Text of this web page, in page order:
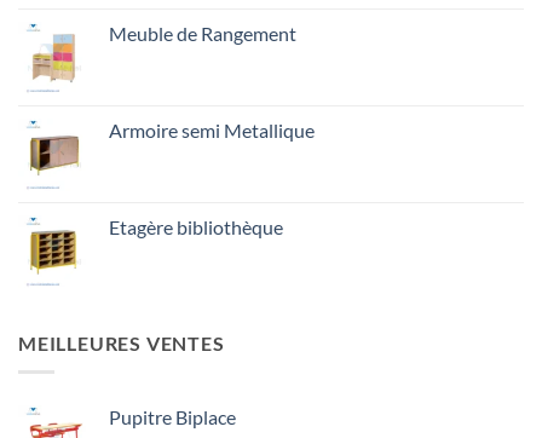
Meuble de Rangement
Armoire semi Metallique
Etagère bibliothèque
MEILLEURES VENTES
Pupitre Biplace